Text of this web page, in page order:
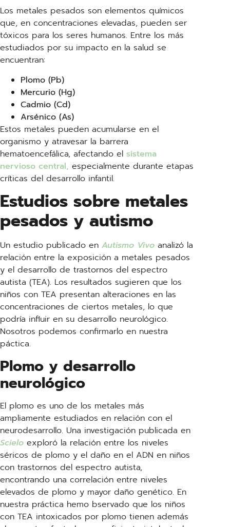
Los metales pesados son elementos químicos
que, en concentraciones elevadas, pueden ser
tóxicos para los seres humanos. Entre los más
estudiados por su impacto en la salud se
encuentran:
Plomo (Pb)
Mercurio (Hg)
Cadmio (Cd)
Arsénico (As)
Estos metales pueden acumularse en el
organismo y atravesar la barrera
hematoencefálica, afectando el sistema
nervioso central, especialmente durante etapas
críticas del desarrollo infantil.
Estudios sobre metales
pesados y autismo
Un estudio publicado en Autismo Vivo analizó la
relación entre la exposición a metales pesados
y el desarrollo de trastornos del espectro
autista (TEA). Los resultados sugieren que los
niños con TEA presentan alteraciones en las
concentraciones de ciertos metales, lo que
podría influir en su desarrollo neurológico.
Nosotros podemos confirmarlo en nuestra
páctica.
Plomo y desarrollo
neurológico
El plomo es uno de los metales más
ampliamente estudiados en relación con el
neurodesarrollo. Una investigación publicada en
Scielo exploró la relación entre los niveles
séricos de plomo y el daño en el ADN en niños
con trastornos del espectro autista,
encontrando una correlación entre niveles
elevados de plomo y mayor daño genético. En
nuestra práctica hemo bservado que los niños
con TEA intoxicados por plomo tienen además